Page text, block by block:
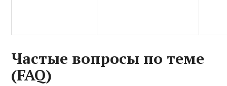
Частые вопросы по теме
(FAQ)